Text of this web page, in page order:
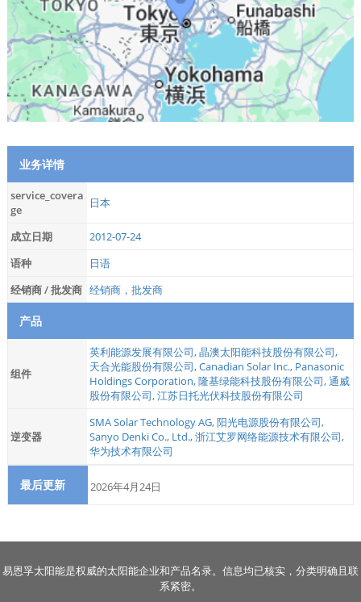
业务详情
service_covera
ge
日本
成立日期
2012-07-24
语种
日语
经销商 / 批发商 经销商，批发商
产品
组件
英利能源发展有限公司,晶澳太阳能科技股份有限公司,
天合光能股份有限公司,Canadian Solar Inc., Panasonic
Holdings Corporation,隆基绿能科技股份有限公司,通威
股份有限公司,江苏日托光伏科技股份有限公司
逆变器
SMA Solar Technology AG,阳光电源股份有限公司,
Sanyo Denki Co., Ltd.,浙江艾罗网络能源技术有限公司,
华为技术有限公司
最后更新 2026年4月24日
易恩孚太阳能是权威的太阳能企业和产品名录。信息均已核实，分类明确且联
系紧密。